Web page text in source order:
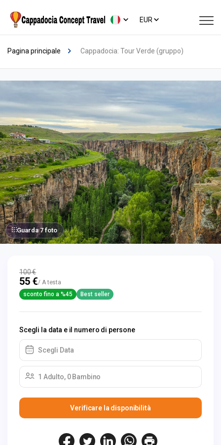
EUR
Pagina principale Cappadocia: Tour Verde (gruppo)
Guarda 7 foto
100 €
55 €/ A testa
sconto fino a %45
Best seller
Scegli la data e il numero di persone
Scegli Data
1 Adulto, 0 Bambino
Verificare la disponibilità